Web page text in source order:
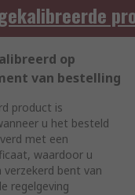
op
van bestelling
product is
u het besteld
met een
waardoor u
verzekerd bent van
regelgeving